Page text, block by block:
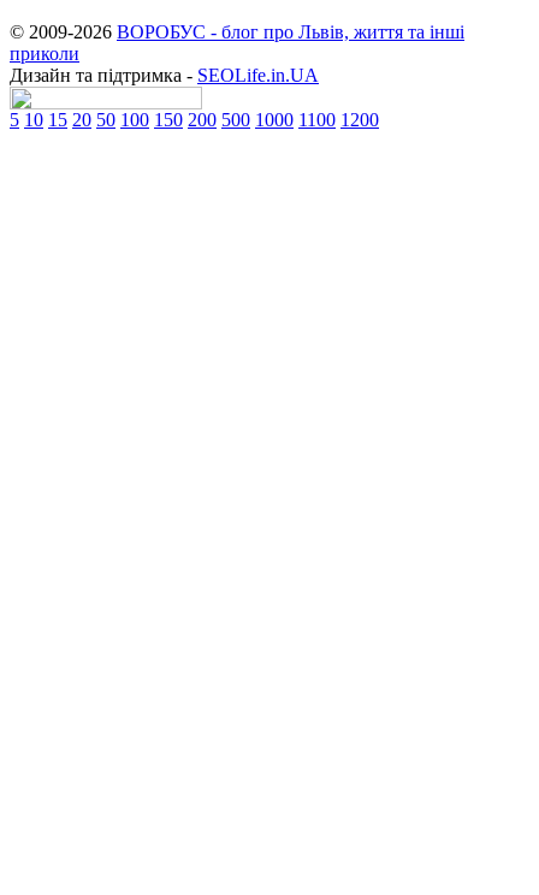
© 2009-2026 ВОРОБУС - блог про Львів, життя та інші
приколи
Дизайн та підтримка - SEOLife.in.UA
5 10 15 20 50 100 150 200 500 1000 1100 1200